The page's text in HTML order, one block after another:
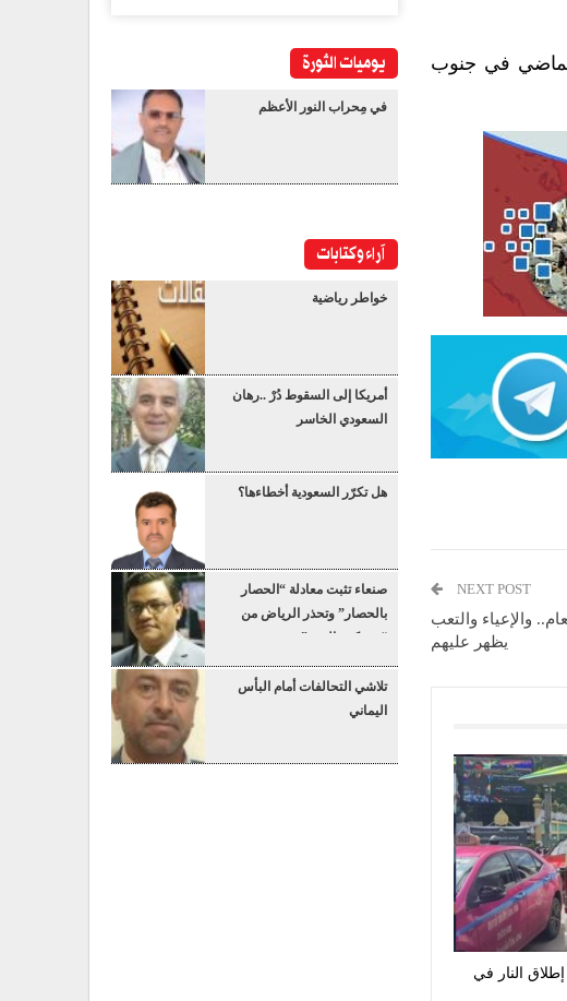
في جنوب
NEXT POST
والإعياء والتعب
يظهر عليهم
إطلاق النار في
يوميات الثورة
في مِحراب النور الأعظم
آراء وكتابات
خواطر رياضية
أمريكا إلى السقوط دُرْ ..رهان
السعودي الخاسر
هل تكرّر السعودية أخطاءها؟
صنعاء تثبت معادلة “الحصار
بالحصار” وتحذر الرياض من
“عسكرة البحر”
تلاشي التحالفات أمام البأس
اليماني